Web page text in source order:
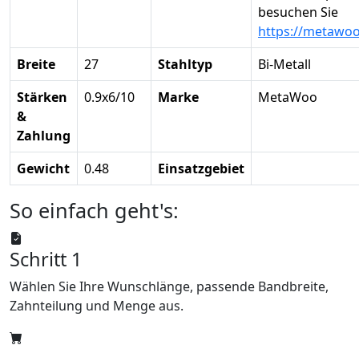
besuchen Sie
https://
Breite
27 Stahltyp
Bi-Metall
Stärken
&
Zahlung
0.9x6/10 Marke MetaWoo
Gewicht 0.48 Einsatzgebiet
So einfach geht's:
Schritt 1
Wählen Sie Ihre Wunschlänge, passende Bandbreite,
Zahnteilung und Menge aus.